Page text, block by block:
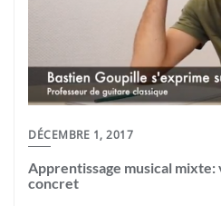
DÉCEMBRE 1, 2017
Apprentissage musical mixte:
concret